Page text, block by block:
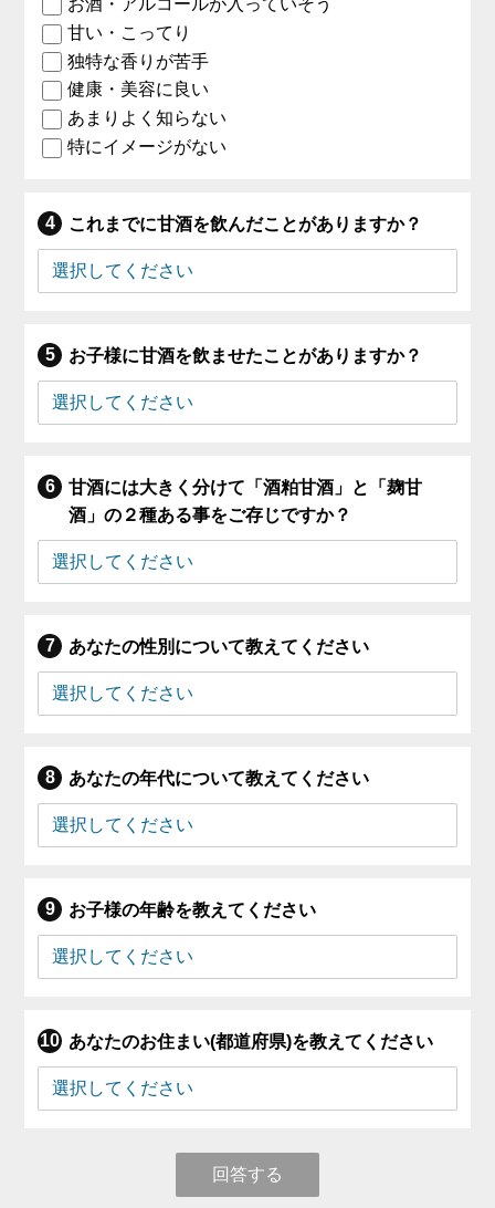
お酒・アルコールが入っていそう
甘い・こってり
独特な香りが苦手
健康・美容に良い
あまりよく知らない
特にイメージがない
これまでに甘酒を飲んだことがありますか？
お子様に甘酒を飲ませたことがありますか？
甘酒には大きく分けて「酒粕甘酒」と「麹甘
酒」の２種ある事をご存じですか？
あなたの性別について教えてください
あなたの年代について教えてください
お子様の年齢を教えてください
あなたのお住まい(都道府県)を教えてください
回答する